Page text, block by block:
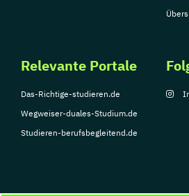
Relevante Portale
Das-Richtige-studieren.de
Wegweiser-duales-Studium.de
Studieren-berufsbegleitend.de